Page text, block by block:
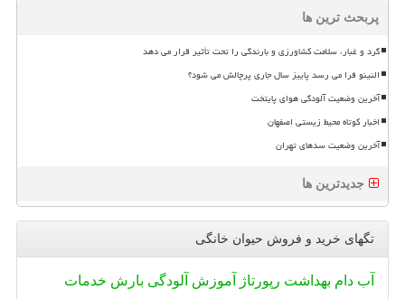
پربحث ترین ها
گرد و غبار، سلامت کشاورزی و بارندگی را تحت تأثیر قرار می دهد
النینو فرا می رسد پاییز سال جاری پرچالش می شود؟
آخرین وضعیت آلودگی هوای پایتخت
اخبار کوتاه محیط زیستی اصفهان
آخرین وضعیت سدهای تهران
جدیدترین ها
تگهای خرید و فروش حیوان خانگی
آب دام بهداشت رپورتاژ آموزش آلودگی بارش خدمات